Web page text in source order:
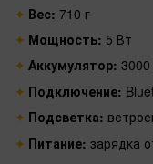
Вес: 710 г
Мощность: 5 Вт
Аккумулятор:
Подключение:
Подсветка:
Питание: зарядка